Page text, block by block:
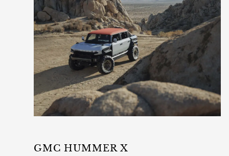
GMC HUMMER X